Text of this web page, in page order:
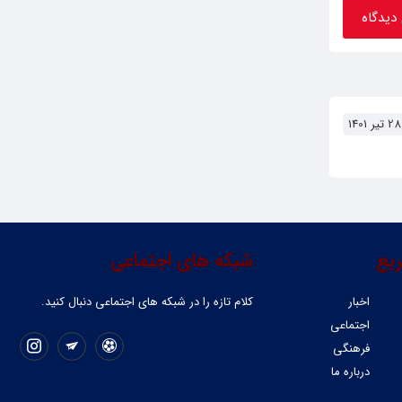
28 تیر 1401
شبکه های اجتماعی
کلام تازه را در شبکه ‌های اجتماعی دنبال کنید.
اخبار
اجتماعی
فرهنگی
درباره ما